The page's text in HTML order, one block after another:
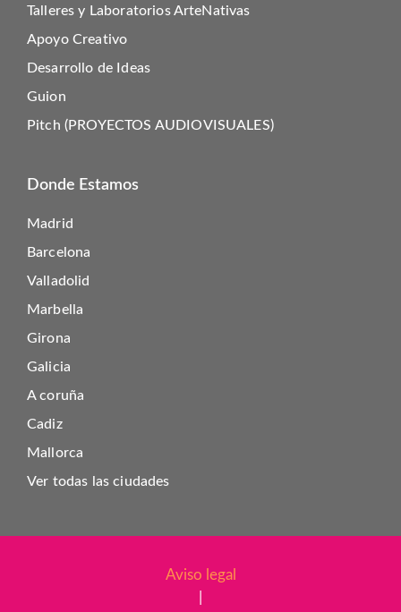
Talleres y Laboratorios ArteNativas
Apoyo Creativo
Desarrollo de Ideas
Guion
Pitch (PROYECTOS AUDIOVISUALES)
Donde Estamos
Madrid
Barcelona
Valladolid
Marbella
Girona
Galicia
A coruña
Cadiz
Mallorca
Ver todas las ciudades
Aviso legal